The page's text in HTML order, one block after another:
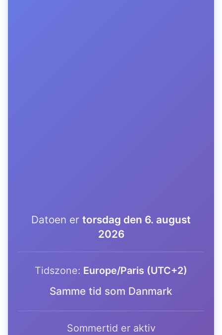
Datoen er torsdag den 6. august
2026
Tidszone: Europe/Paris (UTC+2)
Samme tid som Danmark
Sommertid er aktiv